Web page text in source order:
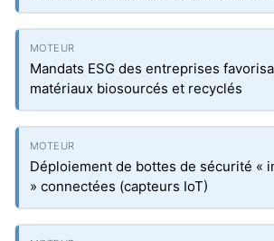
Mandats ESG des entreprises
matériaux biosourcés et recyclés
Déploiement de bottes de sécurité «
» connectées (capteurs IoT)